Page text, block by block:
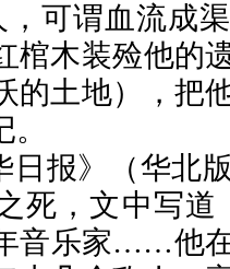
，可谓血流成
棺木装殓他的
的土地），把
日报》（华北
死，文中写道
音乐家……他